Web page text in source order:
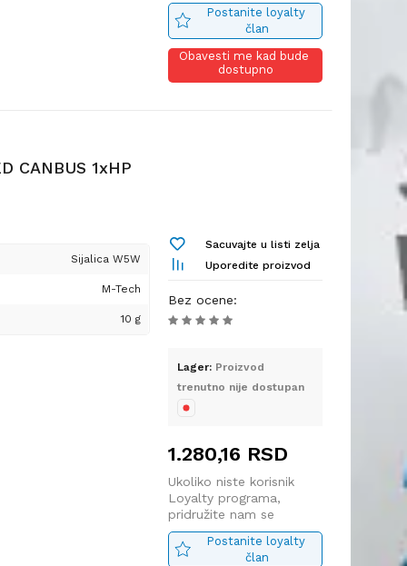
Zahvaljujući
Postanite loyalty
član
Obavesti me kad bude
dostupno
CANBUS 1xHP
Sijalica W5W
M-Tech
10 g
Sacuvajte u listi zelja
Uporedite proizvod
Bez ocene:
Lager: Proizvod
trenutno nije dostupan
1.280,16 RSD
Ukoliko niste korisnik
Loyalty programa,
pridružite nam se
Postanite loyalty
član